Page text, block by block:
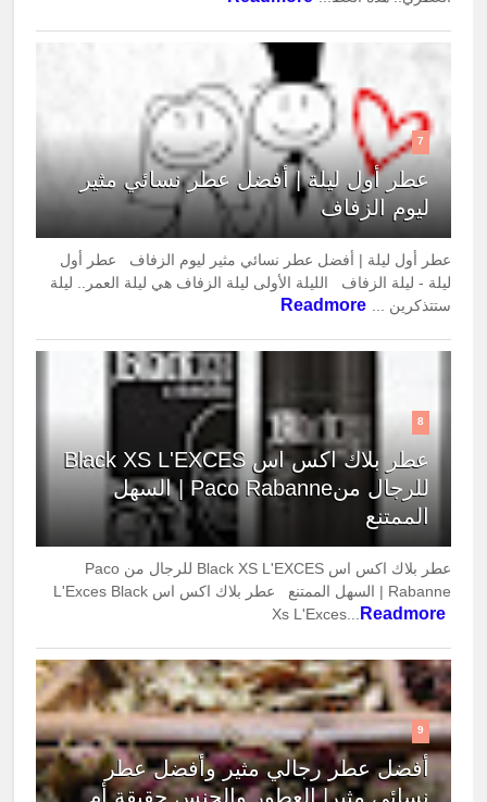
7
عطر أول ليلة | أفضل عطر نسائي مثير
ليوم الزفاف
عطر أول ليلة | أفضل عطر نسائي مثير ليوم الزفاف عطر أول
ليلة - ليلة الزفاف الليلة الأولى ليلة الزفاف هي ليلة العمر.. ليلة
ستتذكرين ... Readmore
8
عطر بلاك اكس اس Black XS L'EXCES
للرجال منPaco Rabanne | السهل
الممتنع
عطر بلاك اكس اس Black XS L'EXCES للرجال من Paco
Rabanne | السهل الممتنع عطر بلاك اكس اس L'Exces Black
Xs L'Exces... Readmore
9
أفضل عطر رجالي مثير وأفضل عطر
نسائي مثير| العطور والجنس حقيقة أم